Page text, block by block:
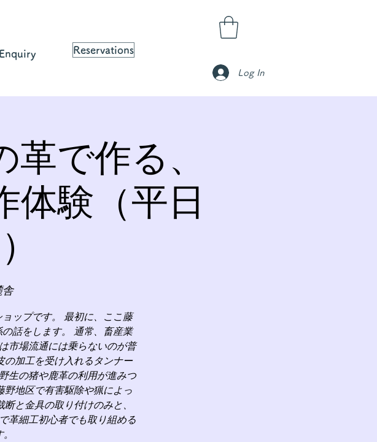
Enquiry Reservations
Log In
で作る、
体験（平日
舎
ップです。 最初に、ここ藤
話をします。 通常、畜産業
市場流通には乗らないのが普
の加工を受け入れるタンナー
生の猪や鹿革の利用が進みつ
野地区で有害駆除や猟によっ
と金具の取り付けのみと、
革細工初心者でも取り組める